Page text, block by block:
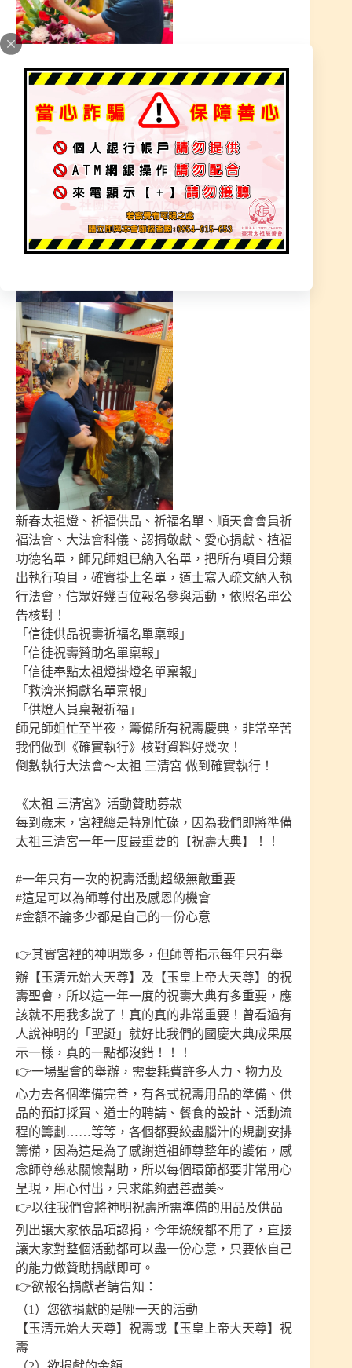
新春太祖燈、祈福供品、祈福名單、順天會會員祈
福法會、大法會科儀、認捐敬獻、愛心捐獻、植福
功德名單，師兄師姐已納入名單，把所有項目分類
出執行項目，確實掛上名單，道士寫入疏文納入執
行法會，信眾好幾百位報名參與活動，依照名單公
告核對！
「信徒供品祝壽祈福名單稟報」
「信徒祝壽贊助名單稟報」
「信徒奉點太祖燈掛燈名單稟報」
「救濟米捐獻名單稟報」
「供燈人員稟報祈福」
師兄師姐忙至半夜，籌備所有祝壽慶典，非常辛苦
我們做到《確實執行》核對資料好幾次！
倒數執行大法會～太祖 三清宮 做到確實執行！
《太祖 三清宮》活動贊助募款
每到歲末，宮裡總是特別忙碌，因為我們即將準備
太祖三清宮一年一度最重要的【祝壽大典】！！
#一年只有一次的祝壽活動超級無敵重要
#這是可以為師尊付出及感恩的機會
#金額不論多少都是自己的一份心意
👉其實宮裡的神明眾多，但師尊指示每年只有舉
辦【玉清元始大天尊】及【玉皇上帝大天尊】的祝
壽聖會，所以這一年一度的祝壽大典有多重要，應
該就不用我多說了！真的真的非常重要！曾看過有
人說神明的「聖誕」就好比我們的國慶大典成果展
示一樣，真的一點都沒錯！！！
👉一場聖會的舉辦，需要耗費許多人力、物力及
心力去各個準備完善，有各式祝壽用品的準備、供
品的預訂採買、道士的聘請、餐食的設計、活動流
程的籌劃……等等，各個都要絞盡腦汁的規劃安排
籌備，因為這是為了感謝道祖師尊整年的護佑，感
念師尊慈悲關懷幫助，所以每個環節都要非常用心
呈現，用心付出，只求能夠盡善盡美~
👉以往我們會將神明祝壽所需準備的用品及供品
列出讓大家依品項認捐，今年統統都不用了，直接
讓大家對整個活動都可以盡一份心意，只要依自己
的能力做贊助捐獻即可。
👉欲報名捐獻者請告知：
（1）您欲捐獻的是哪一天的活動–
【玉清元始大天尊】祝壽或【玉皇上帝大天尊】祝
壽